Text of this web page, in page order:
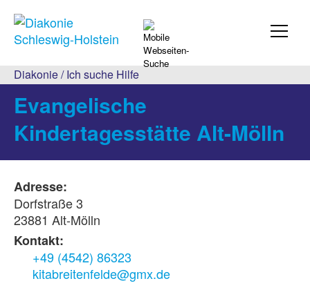
Diakonie/Ich suche Hilfe
Evangelische
Kindertagesstätte Alt-Mölln
Adresse:
Dorfstraße 3
23881 Alt-Mölln
Kontakt:
+49 (4542) 86323
kitabreitenfelde@gmx.de